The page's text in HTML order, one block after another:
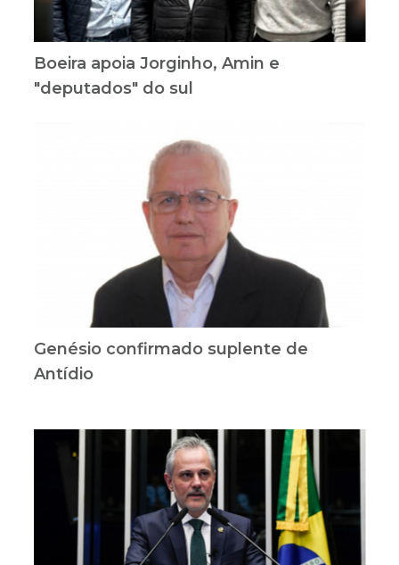
Boeira apoia Jorginho, Amin e
"deputados" do sul
Genésio confirmado suplente de
Antídio